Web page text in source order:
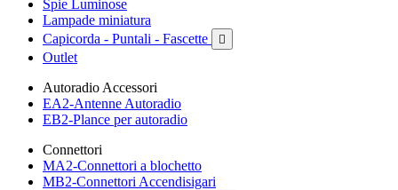
Spie Luminose
Lampade miniatura
Capicorda - Puntali - Fascette

Outlet
Autoradio Accessori
EA2-Antenne Autoradio
EB2-Plance per autoradio
Connettori
MA2-Connettori a blochetto
MB2-Connettori Accendisigari